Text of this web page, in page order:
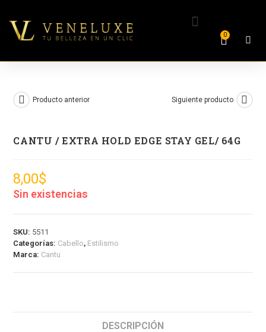
0
Producto anterior Siguiente producto
CANTU / EXTRA HOLD EDGE STAY GEL/ 64G
8,00$
Sin existencias
SKU: 5511
Categorías: Cabello, Estilismo
Marca: Cantu
DESCRIPCIÓN